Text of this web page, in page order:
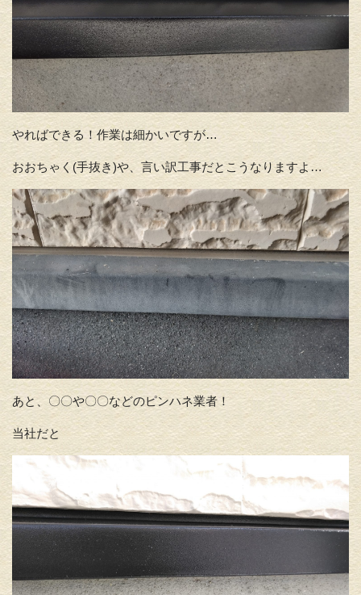
やればできる！作業は細かいですが…
おおちゃく(手抜き)や、言い訳工事だとこうなりますよ…
あと、〇〇や〇〇などのピンハネ業者！
当社だと